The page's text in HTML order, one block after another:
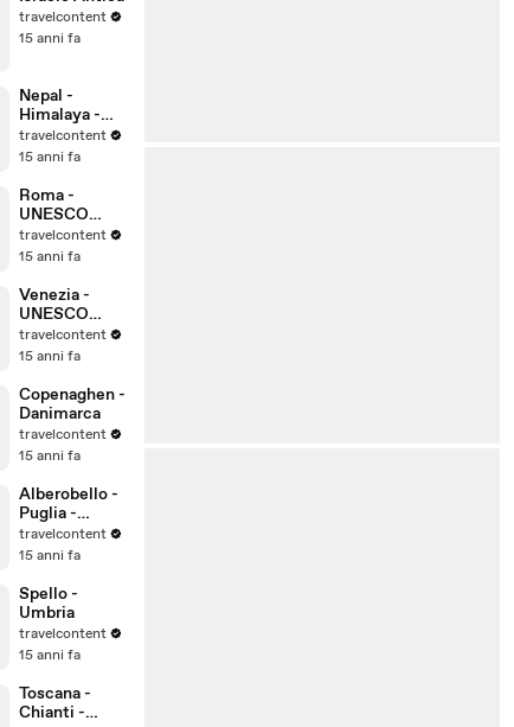
travelcontent
15 anni fa
Nepal -
Himalaya -
Kathmandu
travelcontent
15 anni fa
Roma -
UNESCO
Patrimonio
dell'Umanità
travelcontent
15 anni fa
Venezia -
UNESCO
Patrimonio
dell'Umanità
travelcontent
15 anni fa
Copenaghen -
Danimarca
travelcontent
15 anni fa
Alberobello -
Puglia -
UNESCO
Patrimonio
travelcontent
15 anni fa
Spello -
Umbria
travelcontent
15 anni fa
Toscana -
Chianti -